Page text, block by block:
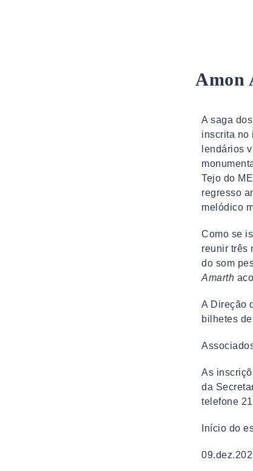
Amon
A saga dos
inscrita no
lendários
Tejo do
regresso
melódico
Como se
reunir três
do som
Amarth
A Direção
bilhetes
As
da
telefone
Início do